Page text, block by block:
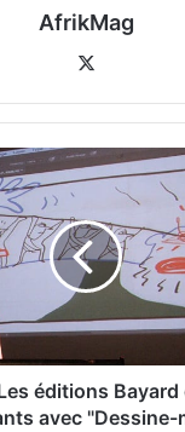
AfrikMag
éditions
avec